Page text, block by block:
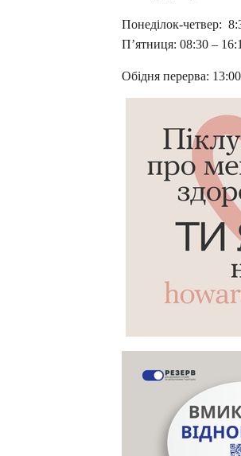
Понеділок-четвер:
П’ятниця: 08:30 –
Обідня перерва: